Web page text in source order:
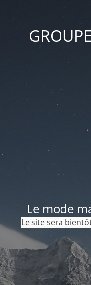
Le mode
Le site sera